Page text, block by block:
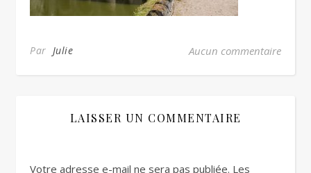
Par Julie Aucun commentaire
LAISSER UN COMMENTAIRE
Votre adresse e-mail ne sera pas publiée. Les